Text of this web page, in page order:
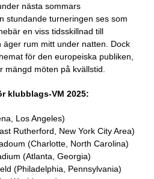
nästa sommars
stundande turneringen ses som
en viss tidsskillnad till
rum mitt under natten. Dock
för den europeiska publiken,
mängd möten på kvällstid.
klubblags-VM 2025:
Los Angeles)
Rutherford, New York City Area)
(Charlotte, North Carolina)
(Atlanta, Georgia)
(Philadelphia, Pennsylvania)